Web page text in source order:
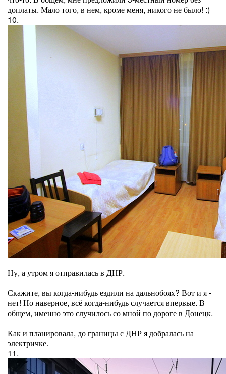
доплаты. Мало того, в нем, кроме меня, никого не было! :)
10.
Ну, а утром я отправилась в ДНР.
Скажите, вы когда-нибудь ездили на дальнобоях? Вот и я -
нет! Но наверное, всё когда-нибудь случается впервые. В
общем, именно это случилось со мной по дороге в Донецк.
Как и планировала, до границы с ДНР я добралась на
электричке.
11.